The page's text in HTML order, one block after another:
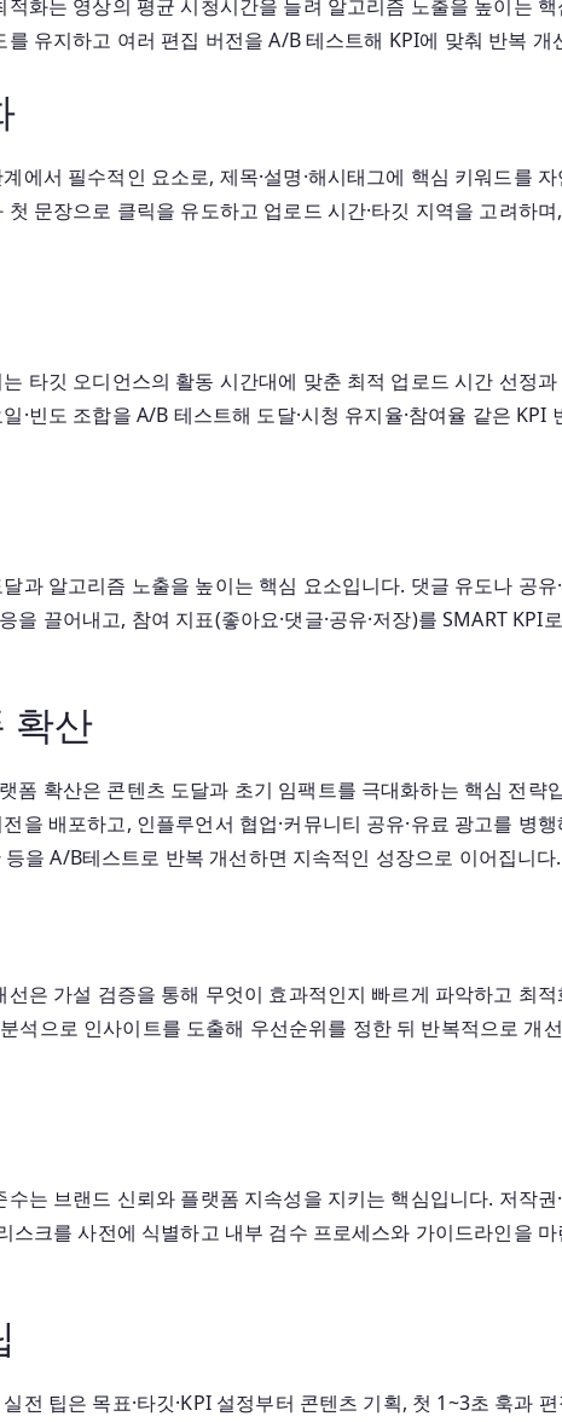
화는 영상의 평균 시청시간을 늘려 알고리즘 노출을 높이는
유지하고 여러 편집 버전을 A/B 테스트해 KPI에 맞춰 반복 개
에서 필수적인 요소로, 제목·설명·해시태그에 핵심 키워드를
문장으로 클릭을 유도하고 업로드 시간·타깃 지역을 고려하
타깃 오디언스의 활동 시간대에 맞춘 최적 업로드 시간 선정
·빈도 조합을 A/B 테스트해 도달·시청 유지율·참여율 같은
과 알고리즘 노출을 높이는 핵심 요소입니다. 댓글 유도나 공
을 끌어내고, 참여 지표(좋아요·댓글·공유·저장)를 SMART
확산
폼 확산은 콘텐츠 도달과 초기 임팩트를 극대화하는 핵심 전략
을 배포하고, 인플루언서 협업·커뮤니티 공유·유료 광고를 병
을 A/B테스트로 반복 개선하면 지속적인 성장으로 이어집니다.
은 가설 검증을 통해 무엇이 효과적인지 빠르게 파악하고 최
석으로 인사이트를 도출해 우선순위를 정한 뒤 반복적으로 개
는 브랜드 신뢰와 플랫폼 지속성을 지키는 핵심입니다. 저작권
크를 사전에 식별하고 내부 검수 프로세스와 가이드라인을
전 팁은 목표·타깃·KPI 설정부터 콘텐츠 기획, 첫 1~3초 훅과